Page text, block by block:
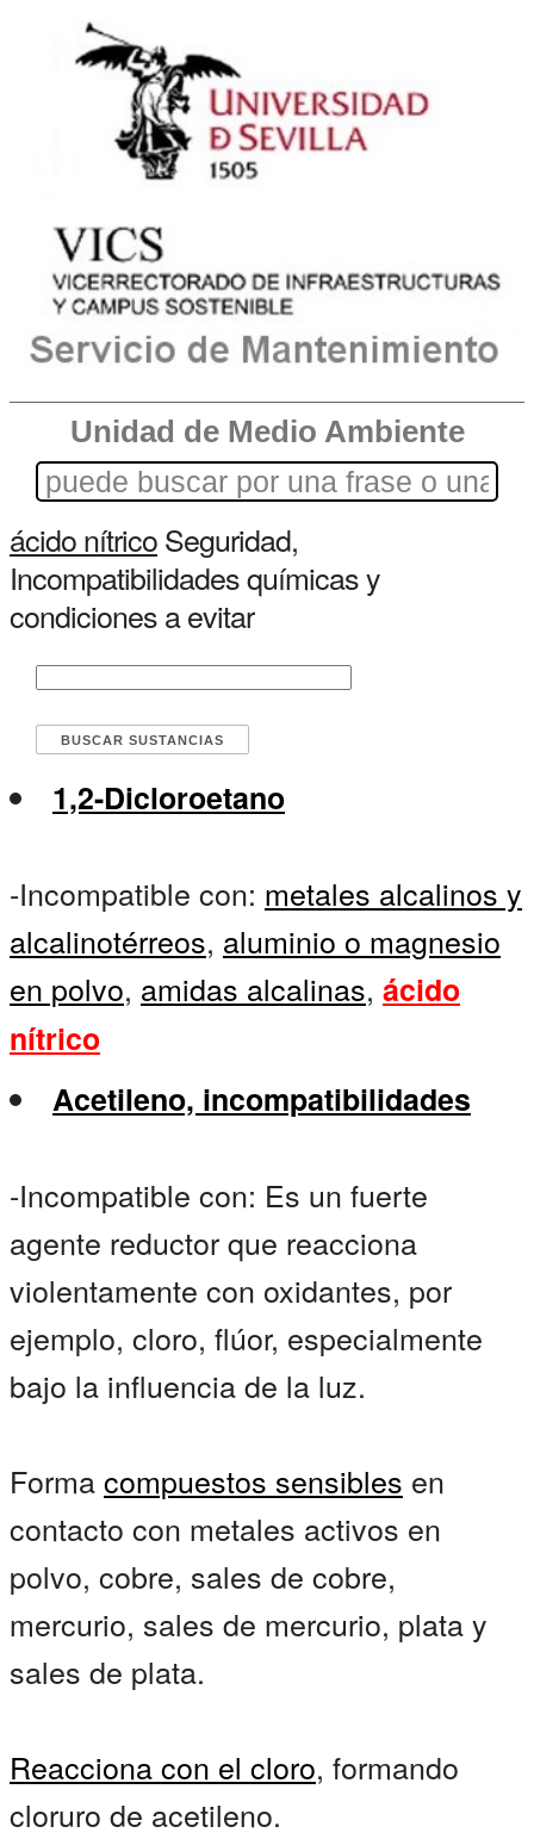
Unidad de Medio Ambiente
ácido nítricoSeguridad,
Incompatibilidades químicas y
condiciones a evitar
1,2-Dicloroetano
-Incompatible con: metales alcalinos y
alcalinotérreos, aluminio o magnesio
en polvo, amidas alcalinas, ácido
nítrico
Acetileno, incompatibilidades
-Incompatible con: Es un fuerte
agente reductor que reacciona
violentamente con oxidantes, por
ejemplo, cloro, flúor, especialmente
bajo la influencia de la luz.
Formacompuestos sensibles en
contacto con metales activos en
polvo, cobre, sales de cobre,
mercurio, sales de mercurio, plata y
sales de plata.
Reacciona con el cloro, formando
cloruro de acetileno.